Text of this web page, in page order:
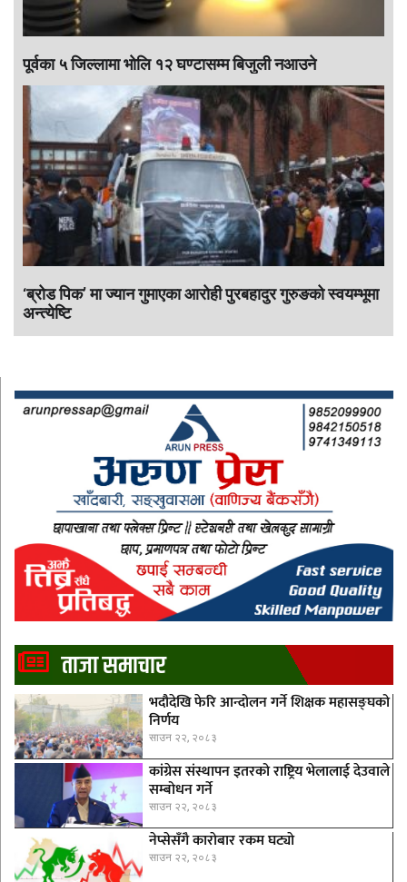
पूर्वका ५ जिल्लामा भाेलि १२ घण्टासम्म बिजुली नआउने
‘ब्रोड पिक’ मा ज्यान गुमाएका आराेही पुरबहादुर गुरुङको स्वयम्भूमा
अन्त्येष्टि
ताजा समाचार
भदौदेखि फेरि आन्दोलन गर्ने शिक्षक महासङ्घको
निर्णय
साउन २२, २०८३
कांग्रेस संस्थापन इतरको राष्ट्रिय भेलालाई देउवाले
सम्बोधन गर्ने
साउन २२, २०८३
नेप्सेसँगै काराेबार रकम घट्याे
साउन २२, २०८३